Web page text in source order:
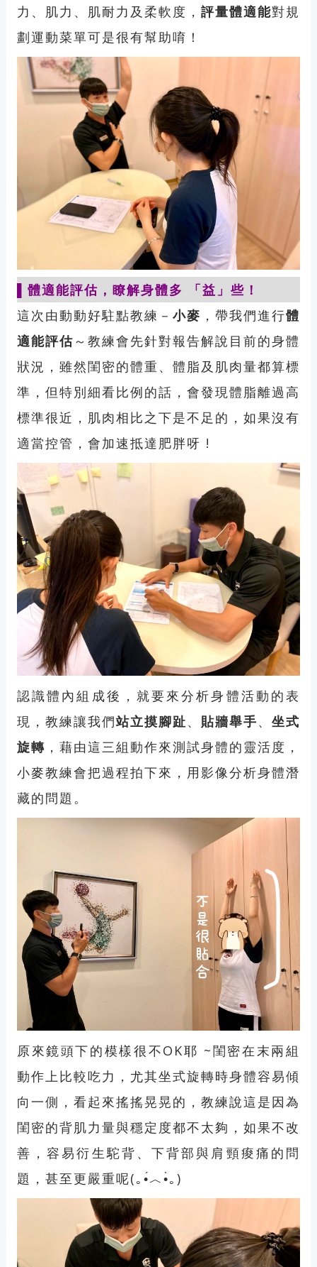
力、肌力、肌耐力及柔軟度，評量體適能對規
劃運動菜單可是很有幫助唷！
▌體適能評估，瞭解身體多 「益 」 些！
這次由動動好駐點教練－ 小麥 ，帶我們進行體
適能評估～教練會先針對報告解說目前的身體
狀況，雖然閨密的體重、體脂及肌肉量都算標
準，但特別細看比例的話，會發現體脂離過高
標準很近，肌肉相比之下是不足的，如果沒有
適當控管，會加速抵達肥胖呀 !
認識體內組成後，就要來分析身體活動的表
現，教練讓我們站立摸腳趾、 貼牆舉手、坐式
旋轉 ，藉由這三組動作來測試身體的靈活度，
小麥教練會把過程拍下來，用影像分析身體潛
藏的問題。
原來鏡頭下的模樣很不OK耶 ~閨密在末兩組
動作上比較吃力，尤其坐式旋轉時身體容易傾
向一側，看起來搖搖晃晃的，教練說這是因為
閨密的背肌力量與穩定度都不太夠，如果不改
善，容易衍生駝背、下背部與肩頸痠痛的問
題，甚至更嚴重呢(｡•́︿•̀｡)